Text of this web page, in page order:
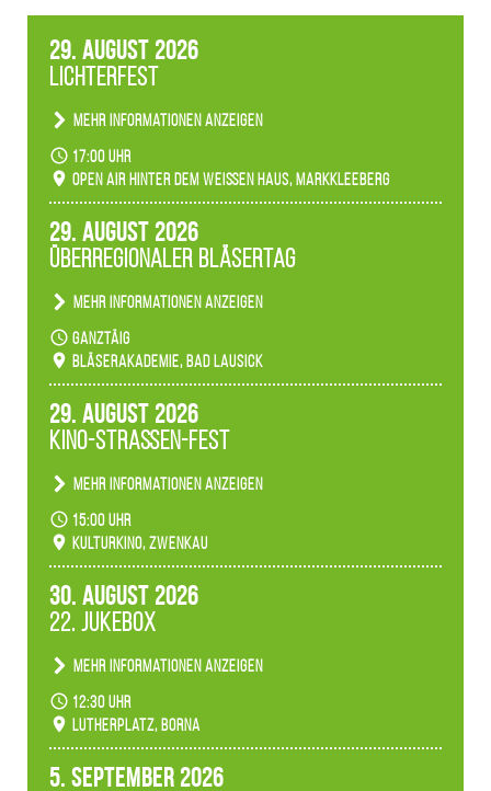
29. August 2026
Lichterfest
Mehr Informationen anzeigen
Becherlichter, Fackeln und Lichtinstallationen
verwandeln den agra-Park in einen farbigen
Märchenwald, der bei jedem Rundgang einen
Ambiente gibt es ein leuchtendes Konzert
unserer Fachbereiche.
17:00 Uhr
Open Air hinter dem weißen Haus, Markkleeberg
29. August 2026
Überregionaler Bläsertag
Mehr Informationen anzeigen
Teilnahme der Bläserklassen.
ganztäig
Bläserakademie, Bad Lausick
29. August 2026
Kino-Straßen-Fest
Mehr Informationen anzeigen
Konzert unserer Zwenkauer Schüler und
Schülerinnen zum Fest des Kulturkinos.
15:00 Uhr
Kulturkino, Zwenkau
30. August 2026
22. Jukebox
Mehr Informationen anzeigen
Anlässlicher der 775-Jahrfeier der Stadt Borna
spielen wir noch einmal unser aktuelles
Jukeboxprogramm zum Stadtfest.
12:30 Uhr
Lutherplatz, Borna
5. September 2026